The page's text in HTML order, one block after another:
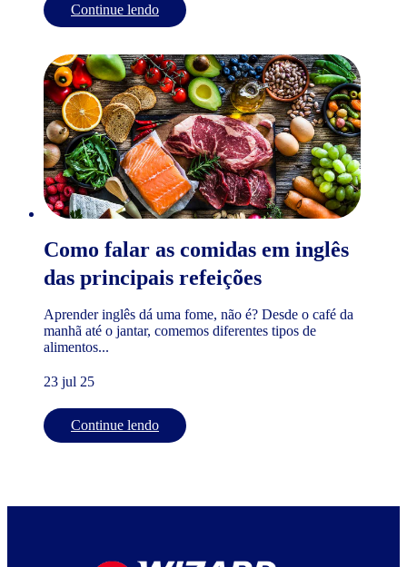
Continue lendo
Como falar as comidas em inglês
das principais refeições
Aprender inglês dá uma fome, não é? Desde o café da
manhã até o jantar, comemos diferentes tipos de
alimentos...
23 jul 25
Continue lendo